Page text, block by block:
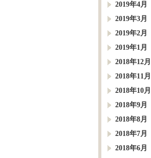
2019年4月
2019年3月
2019年2月
2019年1月
2018年12月
2018年11月
2018年10月
2018年9月
2018年8月
2018年7月
2018年6月